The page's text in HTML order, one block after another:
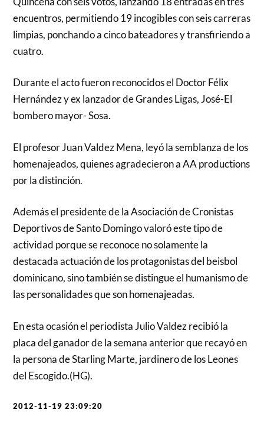
encuentros, permitiendo 19 incogibles con seis carreras
limpias, ponchando a cinco bateadores y transfiriendo a
cuatro.
Durante el acto fueron reconocidos el Doctor Félix
Hernández y ex lanzador de Grandes Ligas, José-El
bombero mayor- Sosa.
El profesor Juan Valdez Mena, leyó la semblanza de los
homenajeados, quienes agradecieron a AA productions
por la distinción.
Además el presidente de la Asociación de Cronistas
Deportivos de Santo Domingo valoró este tipo de
actividad porque se reconoce no solamente la
destacada actuación de los protagonistas del beisbol
dominicano, sino también se distingue el humanismo de
las personalidades que son homenajeadas.
En esta ocasión el periodista Julio Valdez recibió la
placa del ganador de la semana anterior que recayó en
la persona de Starling Marte, jardinero de los Leones
del Escogido.(HG).
2012-11-19 23:09:20